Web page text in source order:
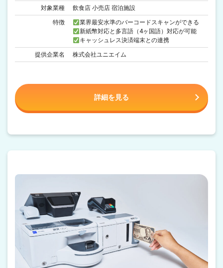
対象業種 飲食店 小売店 宿泊施設
特徴
業界最安水準のバーコードスキャンができる
新紙幣対応と多言語（4ヶ国語）対応が可能
キャッシュレス決済端末との連携
提供企業名 株式会社ユニエイム
詳細を見る